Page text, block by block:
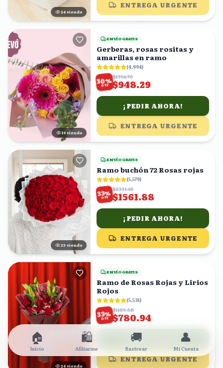
24 viendo
ENTREGA URGENTE
18 viendo
ENVÍO GRATIS
Gerberas, rosas rositas y
amarillas en ramo
(4,994)
30%
OFF
$1354.70
$948.29
¡PEDIR AHORA!
ENTREGA URGENTE
22 viendo
ENVÍO GRATIS
Ramo buchón 72 Rosas rojas
(5,579)
33%
OFF
$2331.16
$1561.88
¡PEDIR AHORA!
ENTREGA URGENTE
24 viendo
ENVÍO GRATIS
Ramo de Rosas Rojas y Lirios
Rojos
(5,531)
33%
OFF
$1165.58
$780.94
¡PEDIR AHORA!
ENTREGA URGENTE
🏠
Inicio
🛍️
Afiliarme
🚚
Rastrear
👤
Mi Cuenta